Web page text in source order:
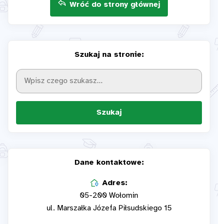
Wróć do strony głównej
Szukaj na stronie:
Szukaj
Dane kontaktowe:
Adres:
05-200 Wołomin
ul. Marszałka Józefa Piłsudskiego 15